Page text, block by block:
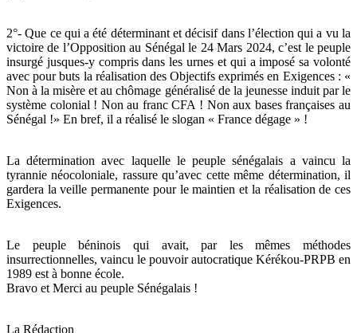
2°- Que ce qui a été déterminant et décisif dans l’élection qui a vu la
victoire de l’Opposition au Sénégal le 24 Mars 2024, c’est le peuple
insurgé jusques-y compris dans les urnes et qui a imposé sa volonté
avec pour buts la réalisation des Objectifs exprimés en Exigences : «
Non à la misère et au chômage généralisé de la jeunesse induit par le
système colonial ! Non au franc CFA ! Non aux bases françaises au
Sénégal !» En bref, il a réalisé le slogan « France dégage » !
La détermination avec laquelle le peuple sénégalais a vaincu la
tyrannie néocoloniale, rassure qu’avec cette même détermination, il
gardera la veille permanente pour le maintien et la réalisation de ces
Exigences.
Le peuple béninois qui avait, par les mêmes méthodes
insurrectionnelles, vaincu le pouvoir autocratique Kérékou-PRPB en
1989 est à bonne école.
Bravo et Merci au peuple Sénégalais !
La Rédaction